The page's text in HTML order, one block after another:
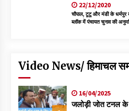
22/12/2020
चौपाल, टूटू और मंडी के
ब्लॉक में पंचायत चुनाव की
Video News/ हिमाचल
16/04/2025
जलोड़ी जोत टनल